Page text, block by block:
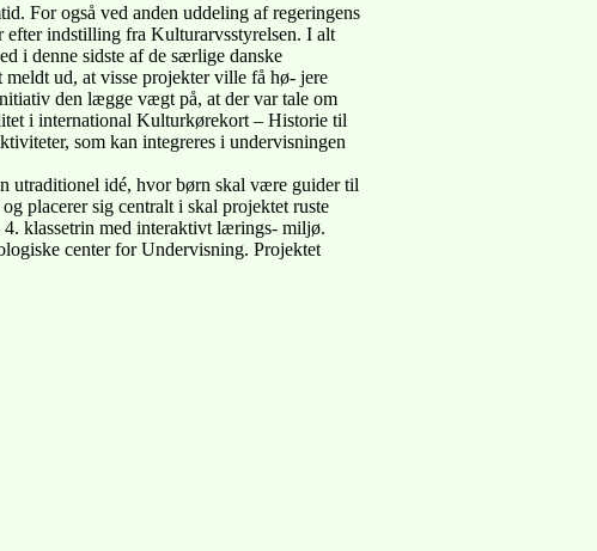
For også ved anden uddeling af regeringens
indstilling fra Kulturarvsstyrelsen. I alt
i denne sidste af de særlige danske
ud, at visse projekter ville få hø- jere
den lægge vægt på, at der var tale om
i international Kulturkørekort – Historie til
som kan integreres i undervisningen
utraditionel idé, hvor børn skal være guider til
placerer sig centralt i skal projektet ruste
klassetrin med interaktivt lærings- miljø.
center for Undervisning. Projektet